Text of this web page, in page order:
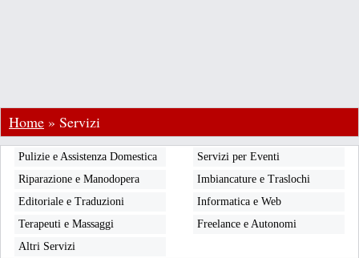
Home » Servizi
Pulizie e Assistenza Domestica
Servizi per Eventi
Riparazione e Manodopera
Imbiancature e Traslochi
Editoriale e Traduzioni
Informatica e Web
Terapeuti e Massaggi
Freelance e Autonomi
Altri Servizi